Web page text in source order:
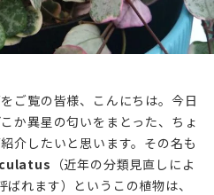
ご覧の皆様、こんにちは。今日
か異星の匂いをまとった、ちょ
介したいと思います。その名も
（近年の分類見直しによ
ばれます）というこの植物は、